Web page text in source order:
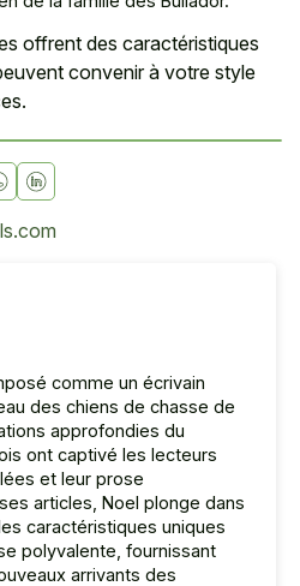
offrent des caractéristiques
convenir à votre style
comme un écrivain
des chiens de chasse de
approfondies du
ont captivé les lecteurs
et leur prose
articles, Noel plonge dans
caractéristiques uniques
polyvalente, fournissant
arrivants des